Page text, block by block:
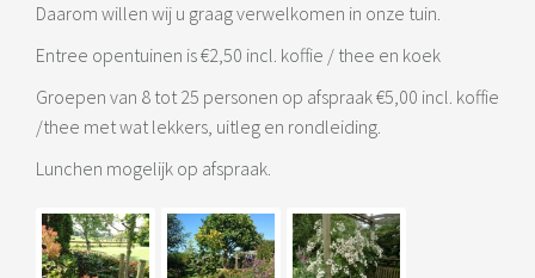
Daarom willen wij u graag verwelkomen in onze tuin.
Entree opentuinen is €2,50 incl. koffie / thee en koek
Groepen van 8 tot 25 personen op afspraak €5,00 incl. koffie
/thee met wat lekkers, uitleg en rondleiding.
Lunchen mogelijk op afspraak.